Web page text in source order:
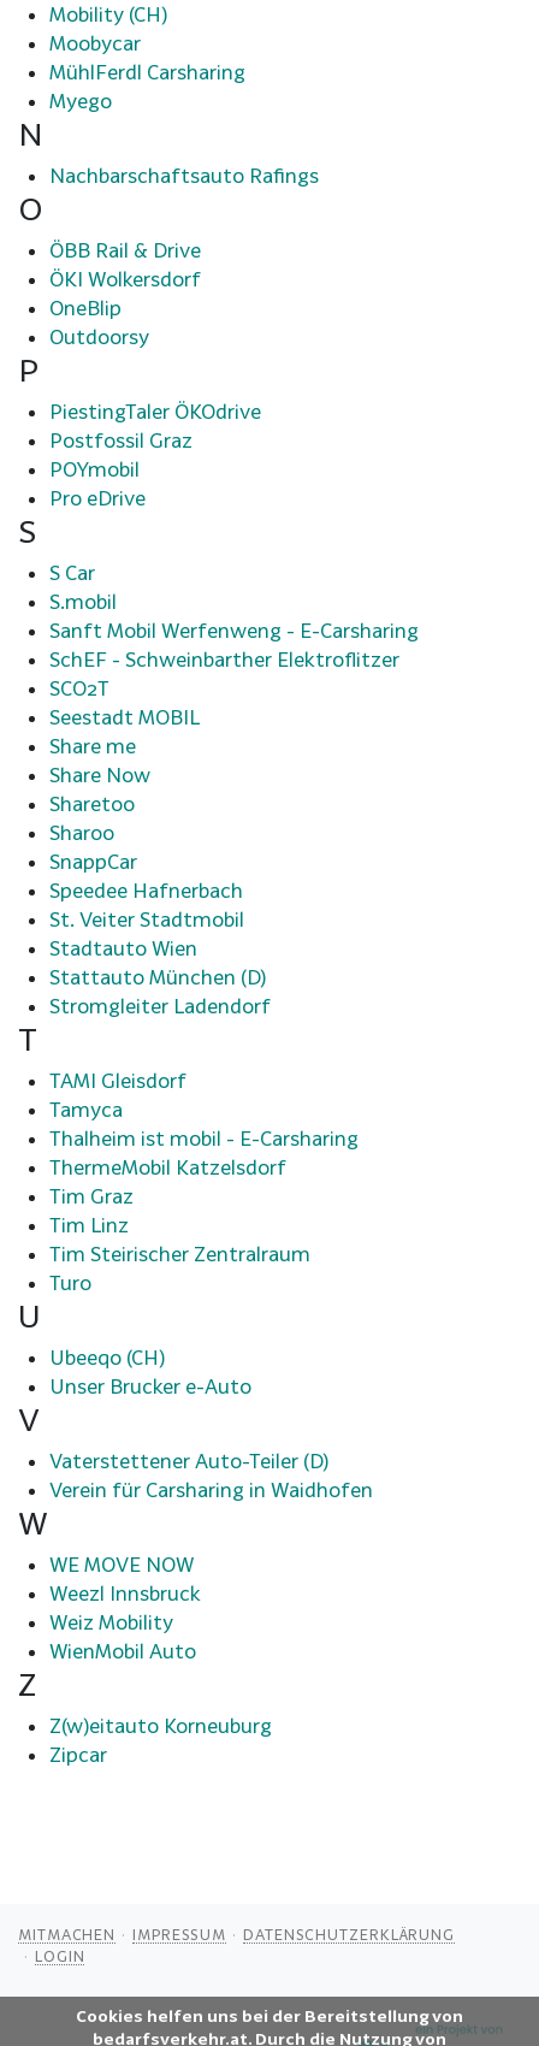
Cookies helfen uns bei der Bereitstellung von
bedarfsverkehr.at. Durch die Nutzung von
Mobility (CH)
Moobycar
MühlFerdl Carsharing
Myego
N
Nachbarschaftsauto Rafings
O
ÖBB Rail & Drive
ÖKI Wolkersdorf
OneBlip
Outdoorsy
P
PiestingTaler ÖKOdrive
Postfossil Graz
POYmobil
Pro eDrive
S
S Car
S.mobil
Sanft Mobil Werfenweng - E-Carsharing
SchEF - Schweinbarther Elektroflitzer
SCO2T
Seestadt MOBIL
Share me
Share Now
Sharetoo
Sharoo
SnappCar
Speedee Hafnerbach
St. Veiter Stadtmobil
Stadtauto Wien
Stattauto München (D)
Stromgleiter Ladendorf
T
TAMI Gleisdorf
Tamyca
Thalheim ist mobil - E-Carsharing
ThermeMobil Katzelsdorf
Tim Graz
Tim Linz
Tim Steirischer Zentralraum
Turo
U
Ubeeqo (CH)
Unser Brucker e-Auto
V
Vaterstettener Auto-Teiler (D)
Verein für Carsharing in Waidhofen
W
WE MOVE NOW
Weezl Innsbruck
Weiz Mobility
WienMobil Auto
Z
Z(w)eitauto Korneuburg
Zipcar
MITMACHEN IMPRESSUM
DATENSCHUTZERKLÄRUNG
LOGIN